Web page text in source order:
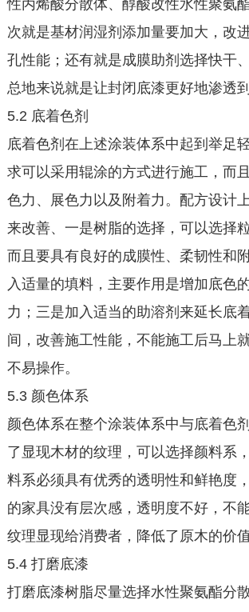
性丙烯酸分散体、醇酸改性水性聚氨
次就是基材润湿剂添加量要加大，改
孔性能；还有就是成膜助剂选择快干
总地来说就是让封闭底漆更好地渗透
5.2 底着色剂
底着色剂在上述涂装体系中起到举足
求可以采用辊涂的方式进行施工，而
色力、展色力以及附着力。配方设计
来改善、一是树脂的选择，可以选择
而且要具有良好的成膜性、柔韧性和
入适量的填料，主要作用是增加底色
力；三是加入适当的助溶剂来延长底
间，改善施工性能，不能施工后马上
不易操作。
5.3 颜色体系
颜色体系在整个涂装体系中与底着色
了显现木材的纹理，可以选择颜料系
料系必须具有优秀的透明性和鲜艳度
的家具没有层次感，透明度不好，不
纹理显现给消费者，降低了原木的价值
5.4 打磨底漆
打磨底漆树脂尽量选择水性聚氨酯分